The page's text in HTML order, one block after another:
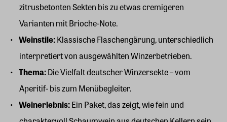
zitrusbetonten Sekten bis zu etwas cremigeren
Varianten mit Brioche-Note.
Weinstile:Klassische Flaschengärung, unterschiedlich
interpretiert von ausgewählten Winzerbetrieben.
Thema:Die Vielfalt deutscher Winzersekte – vom
Aperitif- bis zum Menübegleiter.
Weinerlebnis:Ein Paket, das zeigt, wie fein und